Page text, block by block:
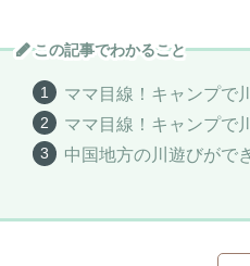
この記事でわかること
ママ目線！キャンプで
ママ目線！キャンプで
中国地方の川遊びがで